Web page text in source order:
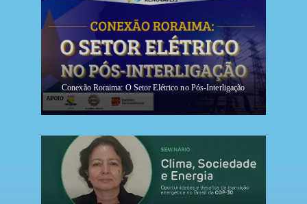
Conexão Roraima: O Setor Elétrico no Pós-Interligação